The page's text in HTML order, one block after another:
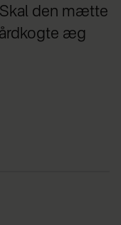
den mætte
æg